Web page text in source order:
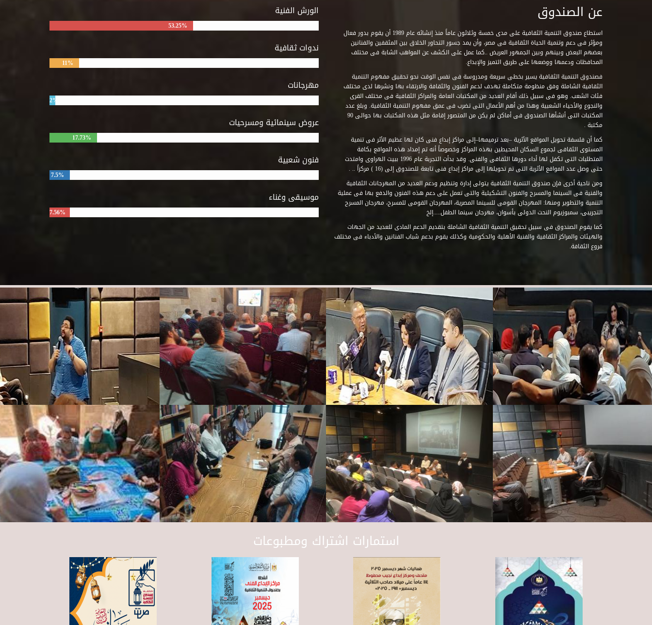
الورش الفنية
53.25%
ندوات ثقافية
11%
مهرجانات
2%
عروض سينمائية ومسرحيات
17.73%
فنون شعبية
7.5%
موسيقى وغناء
7.56%
عن الصندوق
استطاع صندوق التنمية الثقافية على مدى خمسة وثلاثون عاماً منذ إنشائه عام 1989 أن يقوم بدور فعال
ومؤثر فى دعم وتنمية الحياة الثقافية فى مصر، وأن يمد جسور التحاور الخلاق بين المثقفين والفنانين
بعضهم البعض وبينهم وبين الجمهور العريض ..كما عمل على الكشف عن المواهب الشابة فى مختلف
المحافظات ودعمها ووضعها على طريق التميز والإبداع.
فصندوق التنمية الثقافية يسير بخطى سريعة ومدروسة فى نفس الوقت نحو تحقيق مفهوم التنمية
الثقافية الشاملة وفق منظومة متكاملة تهدف لدعم الفنون والثقافة والارتقاء بها ونشرها لدى مختلف
فئات الشعب. وهو فى سبيل ذلك أقام العديد من المكتبات العامة والمراكز الثقافية فى مختلف القرى
والنجوع والأحياء الشعبية وهذا من أهم الأعمال التى تضرب فى عمق مفهوم التنمية الثقافية. وبلغ عدد
المكتبات التى أنشأها الصندوق فى أماكن لم يكن من المتصور إقامة مثل هذه المكتبات بها حوالى 90
مكتبة .
كما أن فلسفة تحويل المواقع الأثرية –بعد ترميمها–إلى مراكز إبداع فنى كان لها عظيم الأثر فى تنمية
المستوى الثقافى لجموع السكان المحيطين بهذه المراكز وخصوصاً أنه تم إمداد هذه المواقع بكافة
المتطلبات التى تكفل لها أداء دورها الثقافى والفنى. وقد بدأت التجربة عام 1996 ببيت الهراوى وامتدت
حتى وصل عدد المواقع الأثرية التى تم تحويلها إلى مراكز إبداع فنى تابعة للصندوق إلى (16 ) مركزاً .. .
ومن ناحية أخرى فإن صندوق التنمية الثقافية يتولى إدارة وتنظيم ودعم العديد من المهرجانات الثقافية
والفنية فى السينما والمسرح والفنون التشكيلية والتى تعمل على دعم هذه الفنون والدفع بها فى عملية
التنمية والتطوير ومنها: المهرجان القومى للسينما المصرية، المهرجان القومى للمسرح، مهرجان المسرح
التجريبى، سمبوزيوم النحت الدولى بأسوان، مهرجان سينما الطفل.....إلخ
كما يقوم الصندوق فى سبيل تحقيق التنمية الثقافية الشاملة بتقديم الدعم المادى للعديد من الجهات
والهيئات والمراكز الثقافية والفنية الأهلية والحكومية وكذلك يقوم بدعم شباب الفنانين والأدباء فى مختلف
فروع الثقافة.
استمارات اشتراك ومطبوعات